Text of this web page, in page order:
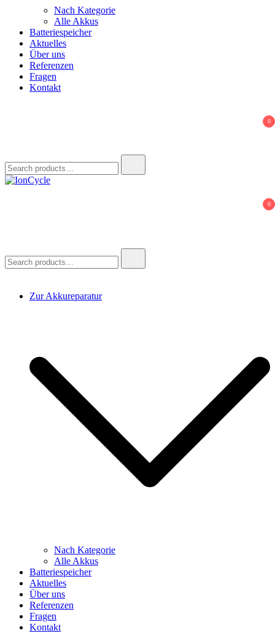
Nach Kategorie
Alle Akkus
Batteriespeicher
Aktuelles
Über uns
Referenzen
Fragen
Kontakt
0
for:
0
for:
Zur Akkureparatur
Nach Kategorie
Alle Akkus
Batteriespeicher
Aktuelles
Über uns
Referenzen
Fragen
Kontakt